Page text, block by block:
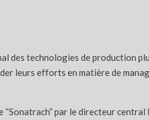
des technologies de production
leurs efforts en matière de
par le directeur central